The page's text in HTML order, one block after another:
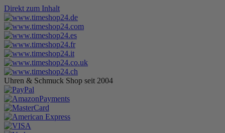
Direkt zum Inhalt
Uhren & Schmuck Shop seit 2004